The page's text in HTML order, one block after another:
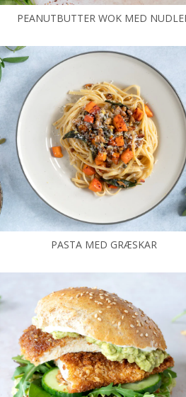
PEANUTBUTTER WOK MED
PASTA MED GRÆSKAR